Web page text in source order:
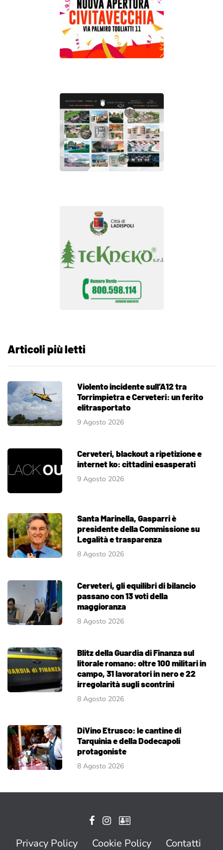
Articoli più letti
Violento incidente sull’A12 tra
Torrimpietra e Cerveteri: un ferito
elitrasportato
9 Agosto 2026
Cerveteri, blackout a ripetizione e
internet ko: cittadini esasperati
9 Agosto 2026
Santa Marinella, Gasparri è
presidente della Commissione su
Legalità e trasparenza
8 Agosto 2026
Cerveteri, gli equilibri di bilancio
passano con 13 voti della
maggioranza
8 Agosto 2026
Blitz della Guardia di Finanza sul
litorale romano: oltre 100 militari in
campo, 31 lavoratori in nero e 22
irregolarità sugli scontrini
8 Agosto 2026
DiVino Etrusco: le cantine di
Tarquinia e della Dodecapoli
protagoniste
8 Agosto 2026
Privacy Policy Cookie Policy Contatti